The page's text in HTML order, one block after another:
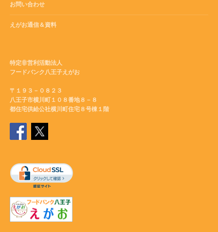
お問い合わせ
えがお通信＆資料
特定非営利活動法人
フードバンク八王子えがお
〒１９３－０８２３
八王子市横川町１０８番地８－８
都住宅供給公社横川町住宅８号棟１階